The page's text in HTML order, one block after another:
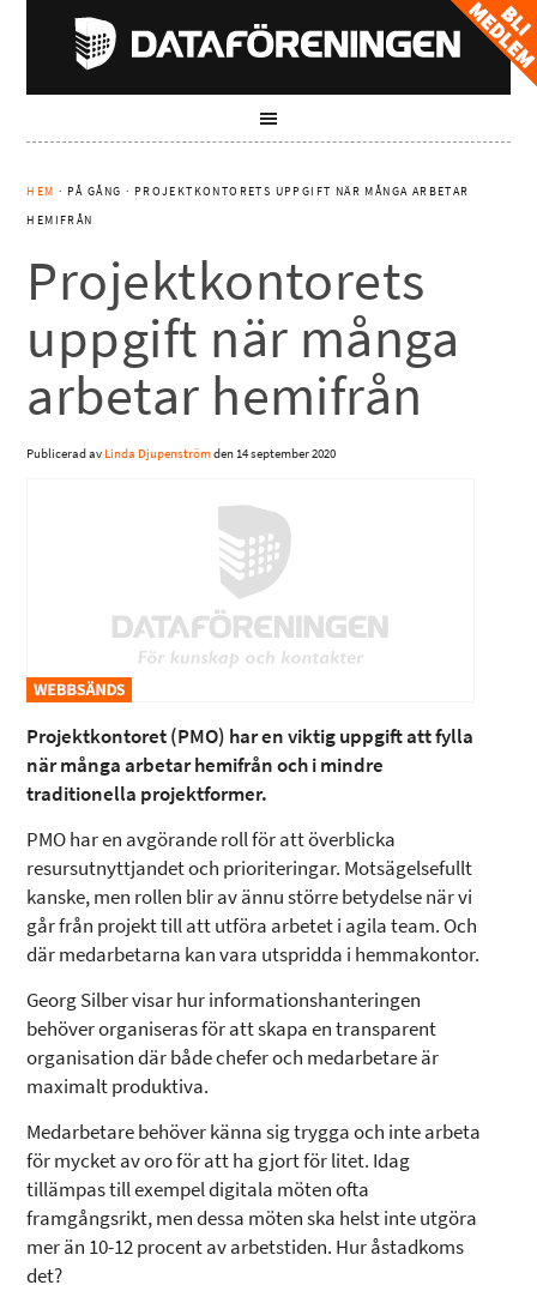
HEM · PÅ GÅNG · PROJEKTKONTORETS UPPGIFT NÄR MÅNGA ARBETAR
HEMIFRÅN
Projektkontorets
uppgift när många
arbetar hemifrån
Publicerad av Linda Djupenströmden14 september 2020
Projektkontoret (PMO) har en viktig uppgift att fylla
när många arbetar hemifrån och i mindre
traditionella projektformer.
PMO har en avgörande roll för att överblicka
resursutnyttjandet och prioriteringar. Motsägelsefullt
kanske, men rollen blir av ännu större betydelse när vi
går från projekt till att utföra arbetet i agila team. Och
där medarbetarna kan vara utspridda i hemmakontor.
Georg Silber visar hur informationshanteringen
behöver organiseras för att skapa en transparent
organisation där både chefer och medarbetare är
maximalt produktiva.
Medarbetare behöver känna sig trygga och inte arbeta
för mycket av oro för att ha gjort för litet. Idag
tillämpas till exempel digitala möten ofta
framgångsrikt, men dessa möten ska helst inte utgöra
mer än 10-12 procent av arbetstiden. Hur åstadkoms
det?